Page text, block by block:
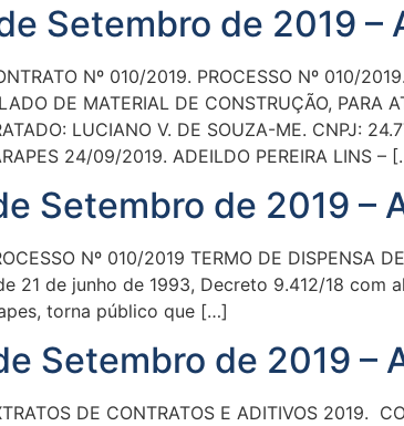
Setembro de 2019 –
Nº 010/2019. PROCESSO Nº 010/
DE MATERIAL DE CONSTRUÇÃO, PARA
LUCIANO V. DE SOUZA-ME. CNPJ:
24/09/2019. ADEILDO PEREIRA LINS –
Setembro de 2019 –
Nº 010/2019 TERMO DE
21 de junho de 1993, Decreto 9.412/18 com
torna público que […]
Setembro de 2019 –
DE CONTRATOS E ADITIVOS 2019.